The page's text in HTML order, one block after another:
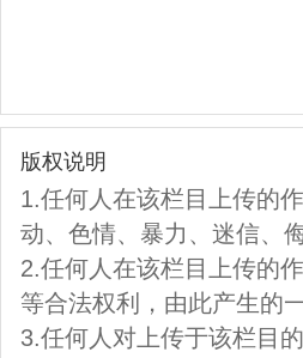
版权说明
1.任何人在该栏目上传的
动、色情、暴力、迷信、
2.任何人在该栏目上传的
等合法权利，由此产生的
3.任何人对上传于该栏目